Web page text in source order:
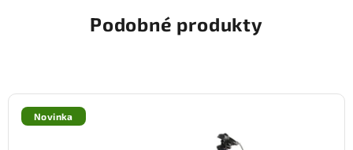
Podobné produkty
Novinka